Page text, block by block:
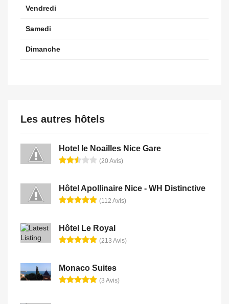
Vendredi
Samedi
Dimanche
Les autres hôtels
Hotel le Noailles Nice Gare
(20 Avis)
Hôtel Apollinaire Nice - WH Distinctive
(112 Avis)
Hôtel Le Royal
(213 Avis)
Monaco Suites
(3 Avis)